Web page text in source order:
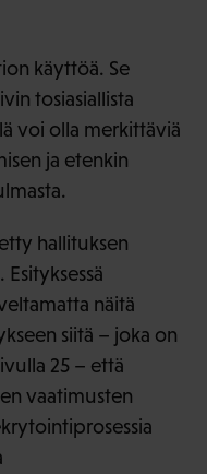
käyttöä. Se
tosiasiallista
voi olla merkittäviä
ja etenkin
hallituksen
näitä
siitä – joka on
25 – että
vaatimusten